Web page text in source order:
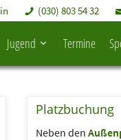
(030) 803 54 32
Jugend Termine
Platzbuchung
Neben den